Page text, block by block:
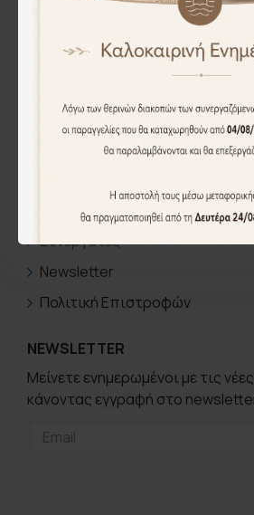
Χάρτης Ιστότοπου
Εταιρείες
Πολιτική Απορρήτου
Όροι Χρήσης
ΛΟΓΑΡΙΑΣΜΟΣ
Ιστορικό Παραγγελιών
Συνεργάτες
Newsletter
Πολιτική Επιστροφών
NEWSLETTER
Μείνετε ενημερωμένοι με τις
κάνοντας εγγραφή στο